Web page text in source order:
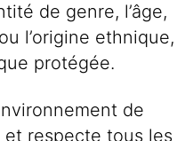
de genre, l’âge,
l’origine ethnique,
protégée.
de
respecte tous les